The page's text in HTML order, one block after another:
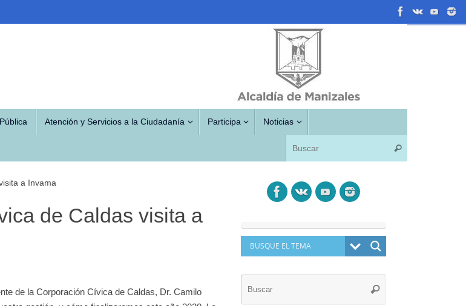
Atención y Servicios a la Ciudadanía Participa Noticias
Buscar
a Invama
de Caldas visita a
de la Corporación Cívica de Caldas, Dr. Camilo
Buscar